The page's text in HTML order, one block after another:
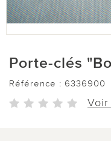
Porte-clés
Référence : 6336900